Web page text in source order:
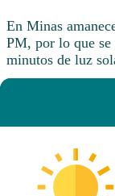
En Minas
PM, por lo que se
minutos de luz